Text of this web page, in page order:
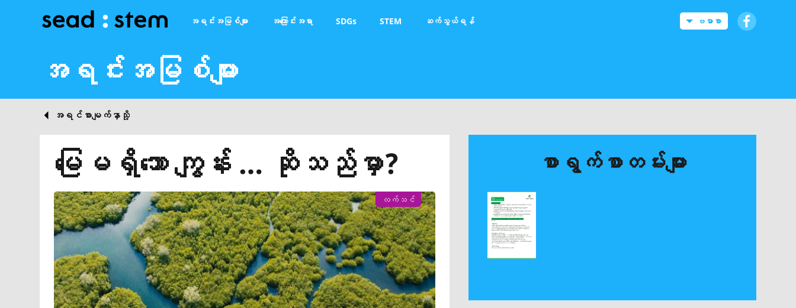
အရင်းအမြစ်များ အကြောင်းအရာ SDGs STEM ဆက်သွယ်ရန် ဗမာစာ
အရင်းအမြစ်များ
အရင်စာမျက်နှာသို့
မြေမရှိသော ကျွန်း … ဆိုသည်မှာ?
လက်သင်
စာရွက်စာတမ်းများ